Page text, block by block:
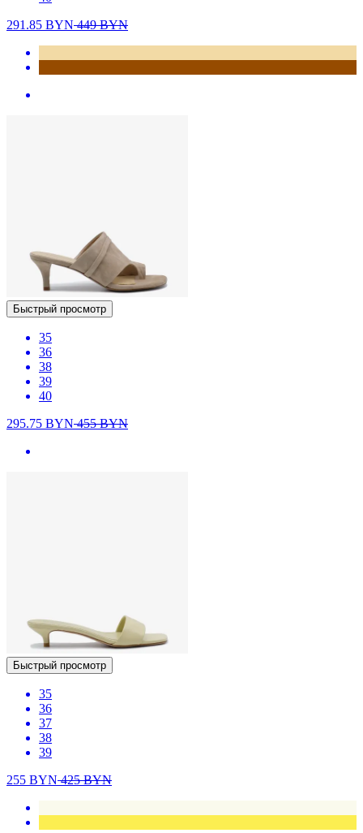
291.85 BYN449BYN
Быстрый просмотр
35
36
38
39
40
295.75 BYN455BYN
Быстрый просмотр
35
36
37
38
39
255 BYN425BYN